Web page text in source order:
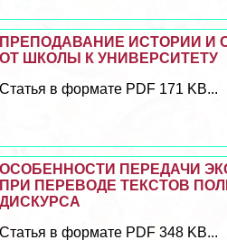
ПРЕПОДАВАНИЕ ИСТОРИИ И
ОТ ШКОЛЫ К УНИВЕРСИТЕТУ
Статья в формате PDF 171 KB...
ОСОБЕННОСТИ ПЕРЕДАЧИ
ПРИ ПЕРЕВОДЕ ТЕКСТОВ
ДИСКУРСА
Статья в формате PDF 348 KB...